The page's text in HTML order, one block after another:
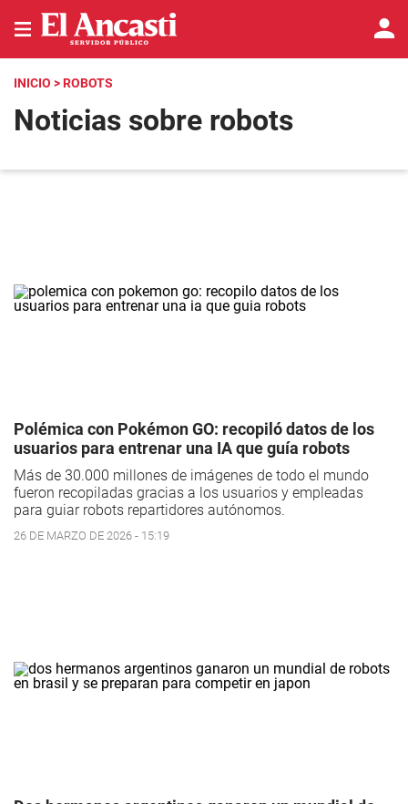
INICIO > ROBOTS
Noticias sobre robots
Polémica con Pokémon GO: recopiló datos de los
usuarios para entrenar una IA que guía robots
Más de 30.000 millones de imágenes de todo el mundo
fueron recopiladas gracias a los usuarios y empleadas
para guiar robots repartidores autónomos.
26 DE MARZO DE 2026 - 15:19